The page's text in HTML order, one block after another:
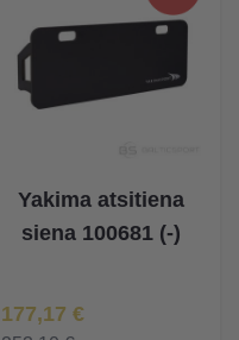
Yakima atsitiena
siena 100681 (-)
Īpaša Cena
177,17 €